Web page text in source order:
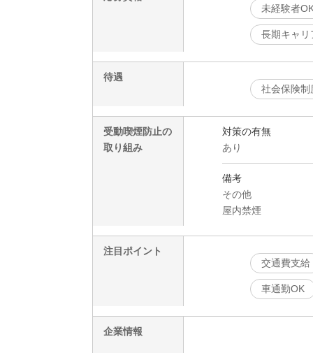
未経験者
長期キャ
待遇
社会保険制
受動喫煙防止の
取り組み
対策の有無
あり
備考
その他
屋内禁煙
注目ポイント
交通費支給
車通勤OK
企業情報